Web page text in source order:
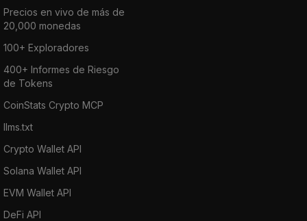
Precios en vivo de más de
20,000 monedas
100+ Exploradores
400+ Informes de Riesgo
de Tokens
CoinStats Crypto MCP
llms.txt
Crypto Wallet API
Solana Wallet API
EVM Wallet API
DeFi API